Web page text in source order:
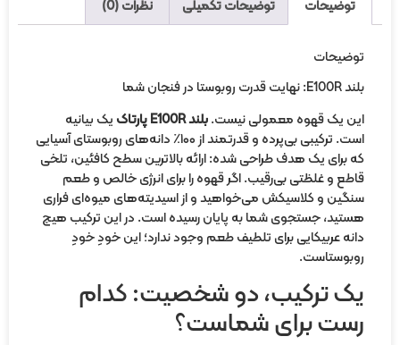
توضیحات توضیحات تکمیلی نظرات (0)
یک قهوه معمولی نیست.بلند E100R پارتاک
یک بیانیه
است. ترکیبی بی‌پرده و قدرتمند از ۱۰۰٪ دانه‌های روبوستای آسیایی
برای یک هدف طراحی شده: ارائه بالاترین سطح کافئین، تلخی
و غلظتی بی‌رقیب. اگر قهوه را برای انرژی خالص و طعم
و کلاسیکش می‌خواهید و از اسیدیته‌های میوه‌ای فراری
جستجوی شما به پایان رسیده است. در این ترکیب هیچ
عربیکایی برای تلطیف طعم وجود ندارد؛ این خودِ خودِ
ترکیب، دو شخصیت: کدام
برای شماست؟